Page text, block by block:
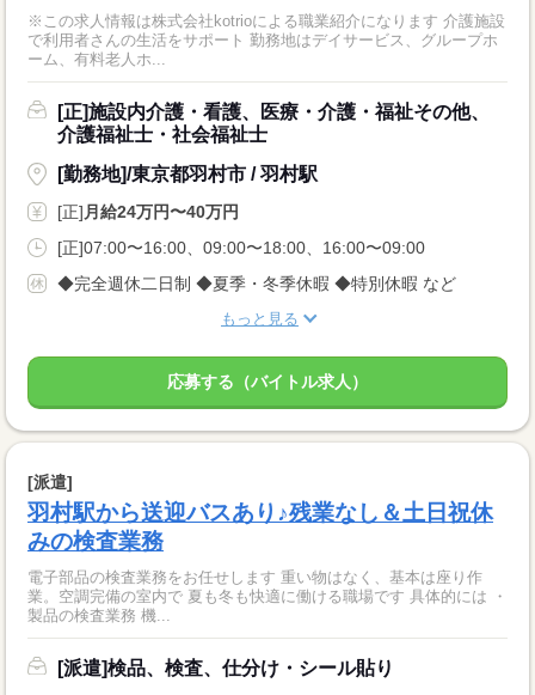
※この求人情報は株式会社kotrioによる職業紹介になります 介護施設
で利用者さんの生活をサポート 勤務地はデイサービス、グループホ
ーム、有料老人ホ...
[正]施設内介護・看護、医療・介護・福祉その他、
介護福祉士・社会福祉士
[勤務地]/東京都羽村市 / 羽村駅
[正]月給24万円〜40万円
[正]07:00〜16:00、09:00〜18:00、16:00〜09:00
◆完全週休二日制 ◆夏季・冬季休暇 ◆特別休暇 など
もっと見る
応募する（バイトル求人）
[派遣]
羽村駅から送迎バスあり♪残業なし＆土日祝休
みの検査業務
電子部品の検査業務をお任せします 重い物はなく、基本は座り作
業。空調完備の室内で 夏も冬も快適に働ける職場です 具体的には ・
製品の検査業務 機...
[派遣]検品、検査、仕分け・シール貼り